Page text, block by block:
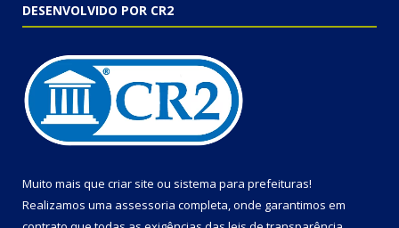
DESENVOLVIDO POR CR2
Muito mais que criar site ou sistema para prefeituras!
Realizamos uma assessoria completa, onde garantimos em